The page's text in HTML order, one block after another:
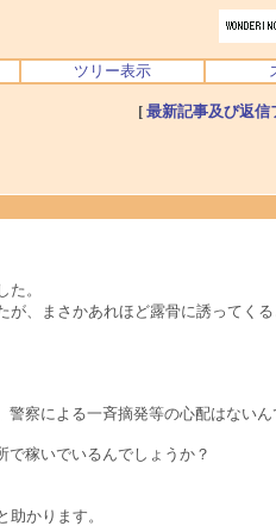
ツリー表示
[ 最新記事及び返信
。
、まさかあれほど露骨に誘ってく
察による一斉摘発等の心配はないん
稼いでいるんでしょうか？
かります。